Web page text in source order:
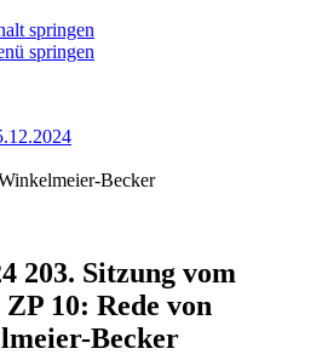
springen
springen
Becker
203. Sitzung vom
10: Rede von
Becker